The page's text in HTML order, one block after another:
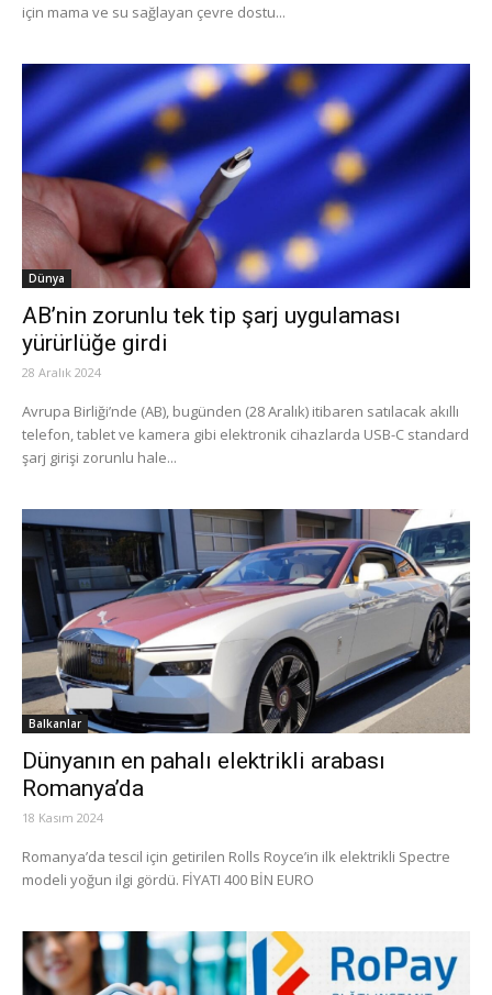
için mama ve su sağlayan çevre dostu...
Dünya
AB’nin zorunlu tek tip şarj uygulaması
yürürlüğe girdi
28 Aralık 2024
Avrupa Birliği’nde (AB), bugünden (28 Aralık) itibaren satılacak akıllı
telefon, tablet ve kamera gibi elektronik cihazlarda USB-C standard
şarj girişi zorunlu hale...
Balkanlar
Dünyanın en pahalı elektrikli arabası
Romanya’da
18 Kasım 2024
Romanya’da tescil için getirilen Rolls Royce’in ilk elektrikli Spectre
modeli yoğun ilgi gördü. FİYATI 400 BİN EURO